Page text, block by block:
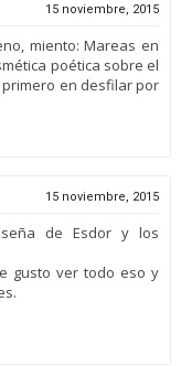
15 noviembre, 2015
miento: Mareas en
poética sobre el
en desfilar por
15 noviembre, 2015
de Esdor y los
gusto ver todo eso y